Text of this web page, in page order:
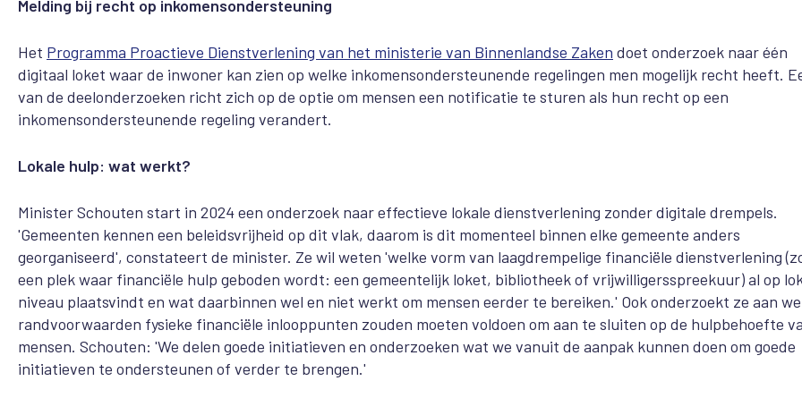
Melding bij recht op inkomensondersteuning
Het Programma Proactieve Dienstverlening van het ministerie van Binnenlandse Zaken doet onderzoek naar één
digitaal loket waar de inwoner kan zien op welke inkomensondersteunende regelingen men mogelijk recht heeft.
van de deelonderzoeken richt zich op de optie om mensen een notificatie te sturen als hun recht op een
inkomensondersteunende regeling verandert.
Lokale hulp: wat werkt?
Minister Schouten start in 2024 een onderzoek naar effectieve lokale dienstverlening zonder digitale drempels.
'Gemeenten kennen een beleidsvrijheid op dit vlak, daarom is dit momenteel binnen elke gemeente anders
georganiseerd', constateert de minister. Ze wil weten 'welke vorm van laagdrempelige financiële dienstverlening
een plek waar financiële hulp geboden wordt: een gemeentelijk loket, bibliotheek of vrijwilligersspreekuur) al op
niveau plaatsvindt en wat daarbinnen wel en niet werkt om mensen eerder te bereiken.' Ook onderzoekt ze aan
randvoorwaarden fysieke financiële inlooppunten zouden moeten voldoen om aan te sluiten op de hulpbehoefte
mensen. Schouten: 'We delen goede initiatieven en onderzoeken wat we vanuit de aanpak kunnen doen om goede
initiatieven te ondersteunen of verder te brengen.'